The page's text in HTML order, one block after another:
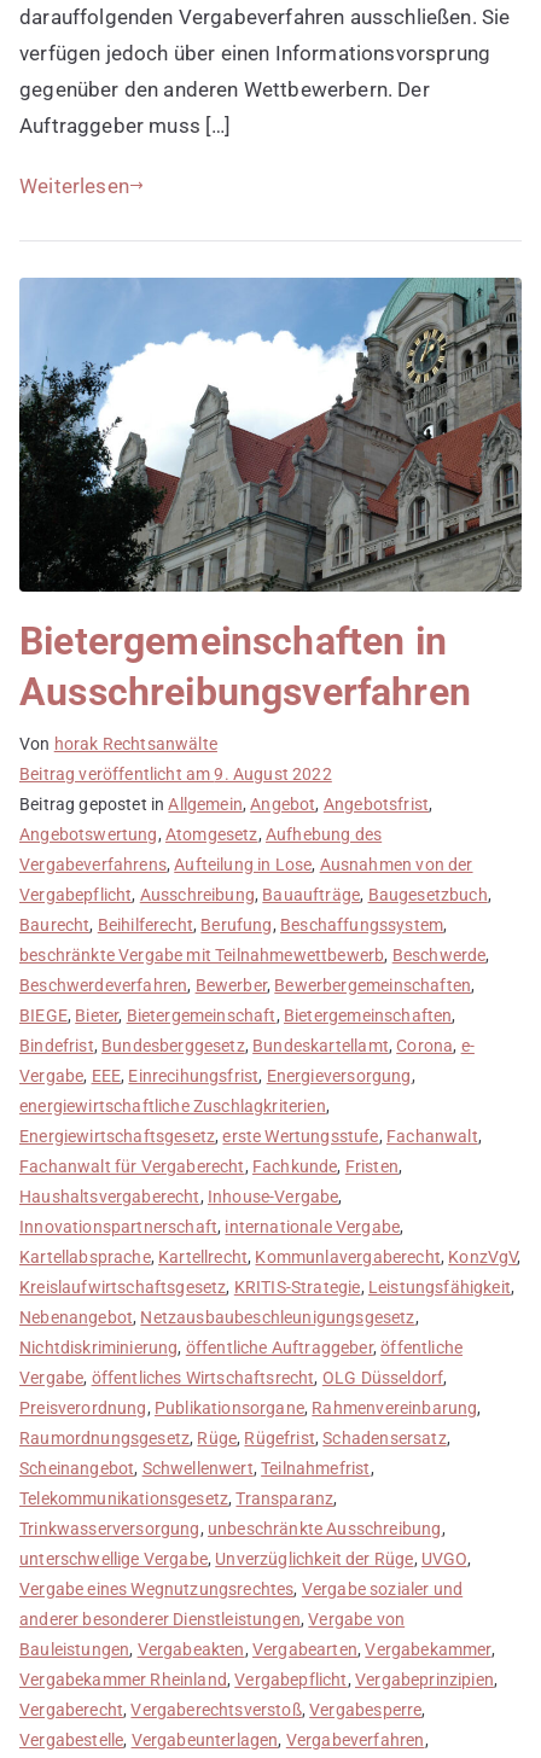
darauffolgenden Vergabeverfahren ausschließen. Sie
verfügen jedoch über einen Informationsvorsprung
gegenüber den anderen Wettbewerbern. Der
Auftraggeber muss […]
Weiterlesen
Bietergemeinschaften in
Ausschreibungsverfahren
Von horak Rechtsanwälte
Beitrag veröffentlicht am9. August 2022
Beitrag gepostet inAllgemein,Angebot, Angebotsfrist,
Angebotswertung, Atomgesetz, Aufhebung des
Vergabeverfahrens,Aufteilung in Lose, Ausnahmen von der
Vergabepflicht, Ausschreibung, Bauaufträge, Baugesetzbuch,
Baurecht, Beihilferecht, Berufung, Beschaffungssystem,
beschränkte Vergabe mit Teilnahmewettbewerb, Beschwerde,
Beschwerdeverfahren, Bewerber, Bewerbergemeinschaften,
BIEGE, Bieter, Bietergemeinschaft, Bietergemeinschaften,
Bindefrist, Bundesberggesetz, Bundeskartellamt,Corona, e-
Vergabe, EEE, Einrecihungsfrist, Energieversorgung,
energiewirtschaftliche Zuschlagkriterien,
Energiewirtschaftsgesetz,erste Wertungsstufe, Fachanwalt,
Fachanwalt für Vergaberecht, Fachkunde, Fristen,
Haushaltsvergaberecht, Inhouse-Vergabe,
Innovationspartnerschaft, internationale Vergabe,
Kartellabsprache, Kartellrecht, Kommunlavergaberecht, KonzVgV,
Kreislaufwirtschaftsgesetz, KRITIS-Strategie, Leistungsfähigkeit,
Nebenangebot, Netzausbaubeschleunigungsgesetz,
Nichtdiskriminierung, öffentliche Auftraggeber,öffentliche
Vergabe, öffentliches Wirtschaftsrecht, OLG Düsseldorf,
Preisverordnung, Publikationsorgane, Rahmenvereinbarung,
Raumordnungsgesetz, Rüge, Rügefrist,Schadensersatz,
Scheinangebot, Schwellenwert,Teilnahmefrist,
Telekommunikationsgesetz,Transparanz,
Trinkwasserversorgung, unbeschränkte Ausschreibung,
unterschwellige Vergabe, Unverzüglichkeit der Rüge, UVGO,
Vergabe eines Wegnutzungsrechtes, Vergabe sozialer und
anderer besonderer Dienstleistungen,Vergabe von
Bauleistungen, Vergabeakten, Vergabearten,Vergabekammer,
Vergabekammer Rheinland,Vergabepflicht, Vergabeprinzipien,
Vergaberecht,Vergaberechtsverstoß,Vergabesperre,
Vergabestelle, Vergabeunterlagen, Vergabeverfahren,